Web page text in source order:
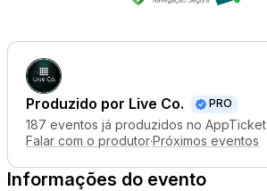
Produzido por Live Co. PRO
187 eventos já produzidos no AppTicket
Falar com o produtor·Próximos eventos
Informações do evento